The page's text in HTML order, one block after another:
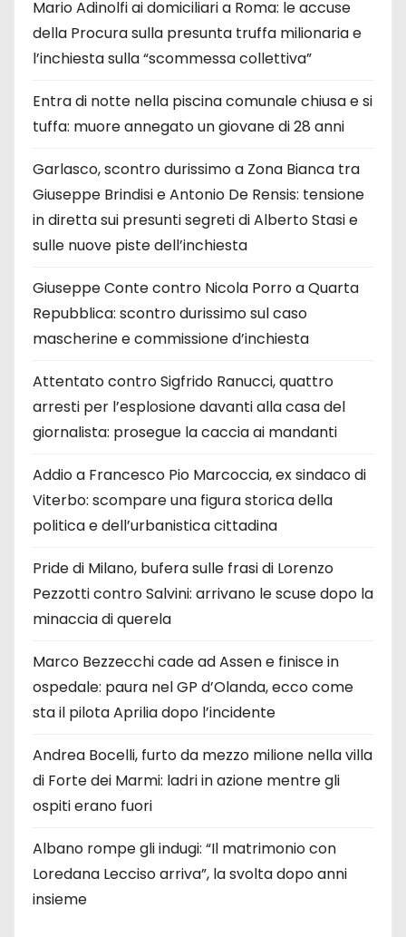
Mario Adinolfi ai domiciliari a Roma: le accuse
della Procura sulla presunta truffa milionaria e
l’inchiesta sulla “scommessa collettiva”
Entra di notte nella piscina comunale chiusa e si
tuffa: muore annegato un giovane di 28 anni
Garlasco, scontro durissimo a Zona Bianca tra
Giuseppe Brindisi e Antonio De Rensis: tensione
in diretta sui presunti segreti di Alberto Stasi e
sulle nuove piste dell’inchiesta
Giuseppe Conte contro Nicola Porro a Quarta
Repubblica: scontro durissimo sul caso
mascherine e commissione d’inchiesta
Attentato contro Sigfrido Ranucci, quattro
arresti per l’esplosione davanti alla casa del
giornalista: prosegue la caccia ai mandanti
Addio a Francesco Pio Marcoccia, ex sindaco di
Viterbo: scompare una figura storica della
politica e dell’urbanistica cittadina
Pride di Milano, bufera sulle frasi di Lorenzo
Pezzotti contro Salvini: arrivano le scuse dopo la
minaccia di querela
Marco Bezzecchi cade ad Assen e finisce in
ospedale: paura nel GP d’Olanda, ecco come
sta il pilota Aprilia dopo l’incidente
Andrea Bocelli, furto da mezzo milione nella villa
di Forte dei Marmi: ladri in azione mentre gli
ospiti erano fuori
Albano rompe gli indugi: “Il matrimonio con
Loredana Lecciso arriva”, la svolta dopo anni
insieme